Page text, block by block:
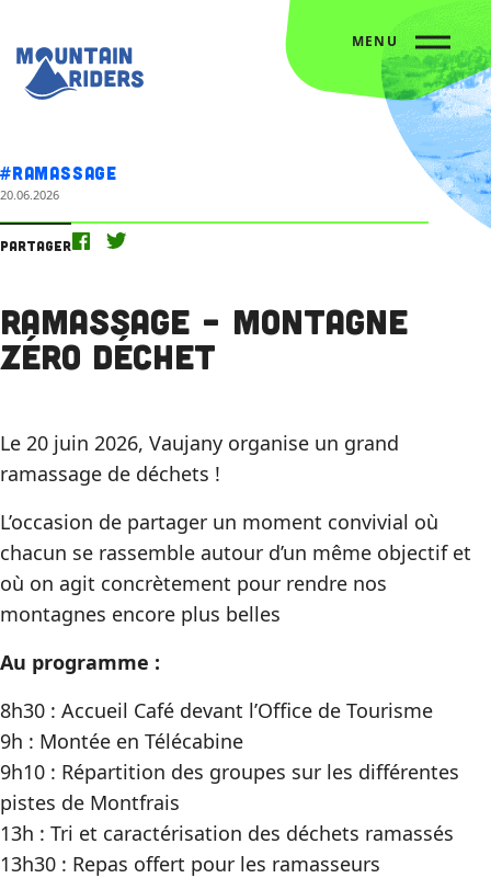
MENU
#Ramassage
20.06.2026
Partager
Ramassage – Montagne
Zéro Déchet
Le 20 juin 2026, Vaujany organise un grand
ramassage de déchets !
L’occasion de partager un moment convivial où
chacun se rassemble autour d’un même objectif et
où on agit concrètement pour rendre nos
montagnes encore plus belles
Au programme :
8h30 : Accueil Café devant l’Office de Tourisme
9h : Montée en Télécabine
9h10 : Répartition des groupes sur les différentes
pistes de Montfrais
13h : Tri et caractérisation des déchets ramassés
13h30 : Repas offert pour les ramasseurs